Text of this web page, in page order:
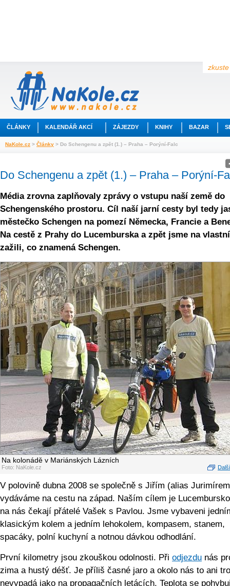
ČLÁNKY KALENDÁŘ AKCÍ ZÁJEZDY KNIHY BAZAR
NaKole.cz > Články > Do Schengenu a zpět (1.) – Praha – Porýní-Falc
Do Schengenu a zpět (1.) – Praha – Porýní-
Média zrovna zaplňovaly zprávy o vstupu naší země do
Schengenského prostoru. Cíl naší jarní cesty byl tedy
městečko Schengen na pomezí Německa, Francie a
Na cestě z Prahy do Lucemburska a zpět jsme na
zažili, co znamená Schengen.
Na kolonádě v Mariánských Lázních
Foto: NaKole.cz
V polovině dubna 2008 se společně s Jiřím (alias
vydáváme na cestu na západ. Naším cílem je
na nás čekají přátelé Vašek s Pavlou. Jsme vybaveni
klasickým kolem a jedním lehokolem, kompasem, stanem,
spacáky, polní kuchyní a notnou dávkou odhodlání.
První kilometry jsou zkouškou odolnosti. Při odjezdu nás
zima a hustý déšť. Je příliš časné jaro a okolo nás to ani
nevypadá jako na propagačních letácích. Teplota se